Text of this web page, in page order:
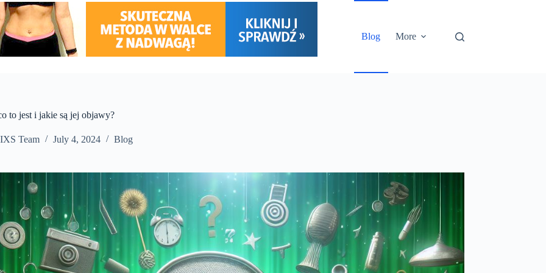
Blog
More
to jest i jakie są jej objawy?
IXS Team July 4, 2024 Blog